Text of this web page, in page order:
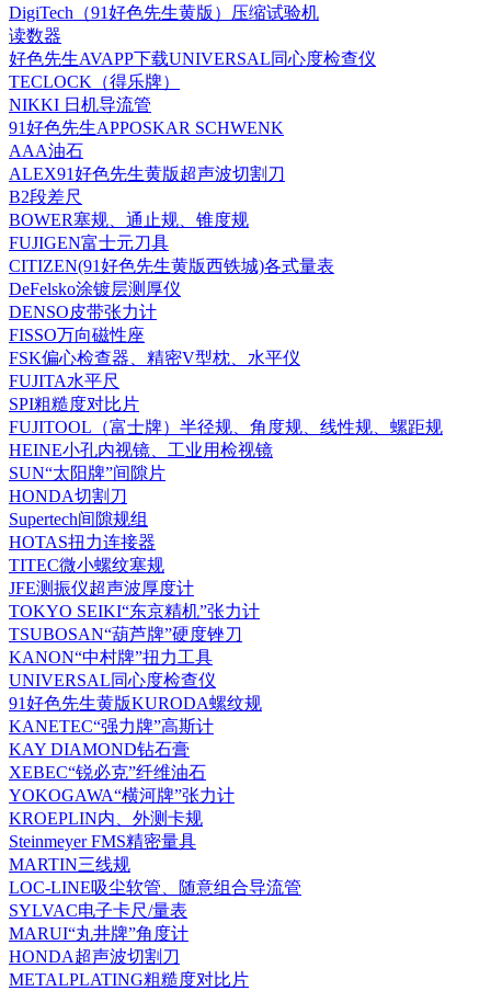
DigiTech（91好色先生黄版）压缩试验机
读数器
好色先生AVAPP下载UNIVERSAL同心度检查仪
TECLOCK（得乐牌）
NIKKI 日机导流管
91好色先生APPOSKAR SCHWENK
AAA油石
ALEX91好色先生黄版超声波切割刀
B2段差尺
BOWER塞规、通止规、锥度规
FUJIGEN富士元刀具
CITIZEN(91好色先生黄版西铁城)各式量表
DeFelsko涂镀层测厚仪
DENSO皮带张力计
FISSO万向磁性座
FSK偏心检查器、精密V型枕、水平仪
FUJITA水平尺
SPI粗糙度对比片
FUJITOOL（富士牌）半径规、角度规、线性规、螺距规
HEINE小孔内视镜、工业用检视镜
SUN“太阳牌”间隙片
HONDA切割刀
Supertech间隙规组
HOTAS扭力连接器
TITEC微小螺纹塞规
JFE测振仪超声波厚度计
TOKYO SEIKI“东京精机”张力计
TSUBOSAN“葫芦牌”硬度锉刀
KANON“中村牌”扭力工具
UNIVERSAL同心度检查仪
91好色先生黄版KURODA螺纹规
KANETEC“强力牌”高斯计
KAY DIAMOND钻石膏
XEBEC“锐必克”纤维油石
YOKOGAWA“横河牌”张力计
KROEPLIN内、外测卡规
Steinmeyer FMS精密量具
MARTIN三线规
LOC-LINE吸尘软管、随意组合导流管
SYLVAC电子卡尺/量表
MARUI“丸井牌”角度计
HONDA超声波切割刀
METALPLATING粗糙度对比片